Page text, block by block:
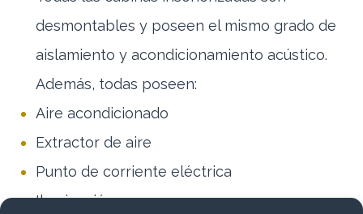
desmontables y poseen el mismo grado de
aislamiento y acondicionamiento acústico.
Además, todas poseen:
Aire acondicionado
Extractor de aire
Punto de corriente eléctrica
Iluminación